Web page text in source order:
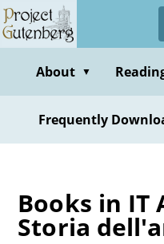
Skip
to
contentAbout ▼
Frequently
Books in IT
Storia